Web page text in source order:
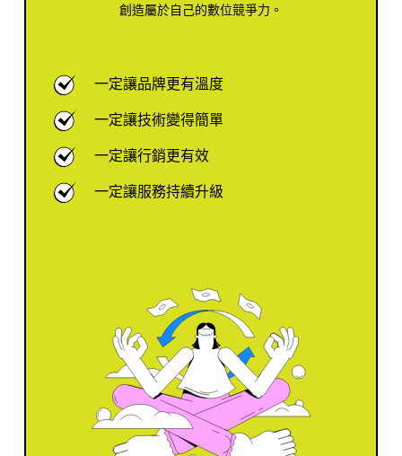
創造屬於自己的數位競爭力。
一定讓品牌更有溫度
一定讓技術變得簡單
一定讓行銷更有效
一定讓服務持續升級